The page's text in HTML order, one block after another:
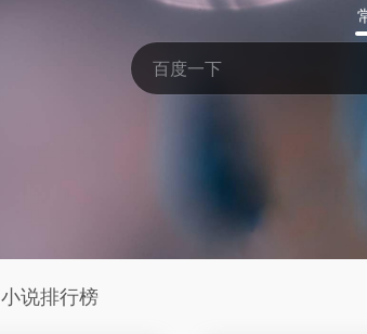
小说排行榜